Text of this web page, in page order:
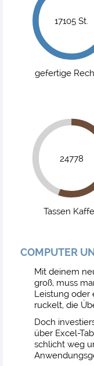
17105 St.
gefertige
34004
Tassen
COMPUTER
Mit deinem
groß, muss
Leistung oder
ruckelt, die
Doch
über Excel-
schlicht weg